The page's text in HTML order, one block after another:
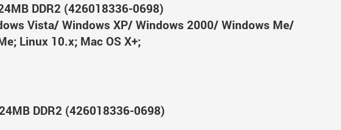
DDR2 (426018336-0698)
Vista/ Windows XP/ Windows 2000/ Windows Me/
Linux 10.x; Mac OS X+;
DDR2 (426018336-0698)